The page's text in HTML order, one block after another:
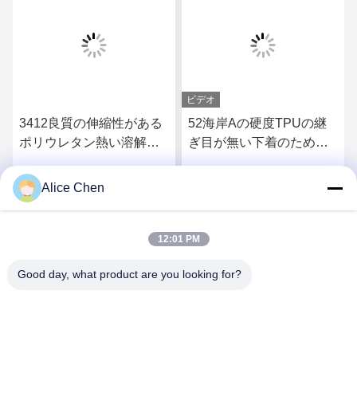
3412良質の伸縮性がある
ポリウレタン熱い溶解の
ビデオ
52海岸Aの硬度TPUの継
ぎ目が無い下着のための
Alice Chen
12:01 PM
Good day, what product are you looking for?